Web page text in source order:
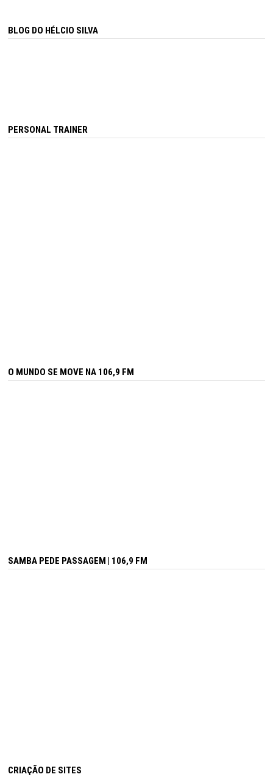
BLOG DO HÉLCIO SILVA
PERSONAL TRAINER
O MUNDO SE MOVE NA 106,9 FM
SAMBA PEDE PASSAGEM | 106,9 FM
CRIAÇÃO DE SITES